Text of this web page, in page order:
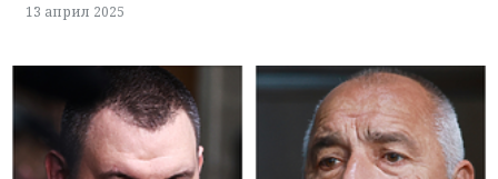
13 април 2025